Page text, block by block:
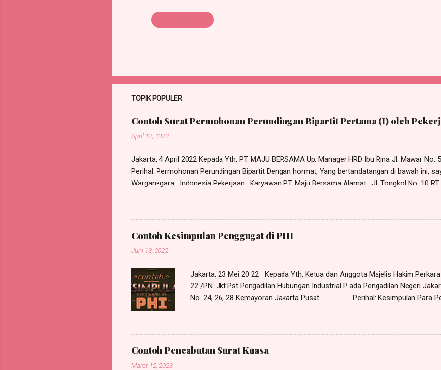
TOPIK POPULER
Contoh Surat Permohonan Perundingan Bipartit Pertama (I) oleh
April 12, 2023
Jakarta, 4 April 2022 Kepada Yth, PT. MAJU BERSAMA Up. Manager HRD Ibu Rina Jl. Mawar
Perihal: Permohonan Perundingan Bipartit Dengan hormat, Yang bertandatangan di bawah ini,
Warganegara : Indonesia Pekerjaan : Karyawan PT. Maju Bersama Alamat : Jl. Tongkol No. 10 RT
melakukan perundingan bipartit pada: Hari : Senin Tanggal : 11 April 2022 Pukul : 10.00 WIB s/d
PT. Maju Berama Jl. Mawar No. 5 Pulogadung, Jakarta Timur Adapun yang perlu dirundingkan
permasalahan pemutusan hubungan kerja (PHK) yang dilakukan PT. Maju Bersama terhadap
Contoh Kesimpulan Penggugat di PHI
Juni 13, 2022
Jakarta, 23 Mei 20 22 Kepada Yth, Ketua dan Anggota Majelis Hakim
22 /PN. Jkt.Pst Pengadilan Hubungan Industrial P ada Pengadilan Negeri
No. 24, 26, 28 Kemayoran Jakarta Pusat Perihal: Kesimpulan Para
Jakarta Timur-13850, selaku kuasa para Penggugat, dalam hal ini Rudi , Dkk
mengajukan KESIMPULAN dalam p erkara Nomor xx /Pdt.Sus-PHI/2022/PN.
POKOK PERMASALAHAN Bahwa yang menjadi pokok permasalaha n dalam
Contoh Pencabutan Surat Kuasa
Maret 12, 2023